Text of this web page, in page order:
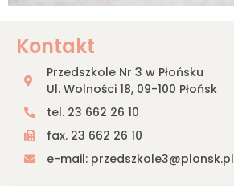
Kontakt
Przedszkole Nr 3 w Płońsku
Ul. Wolności 18, 09-100 Płońsk
tel. 23 662 26 10
fax. 23 662 26 10
e-mail: przedszkole3@plonsk.pl